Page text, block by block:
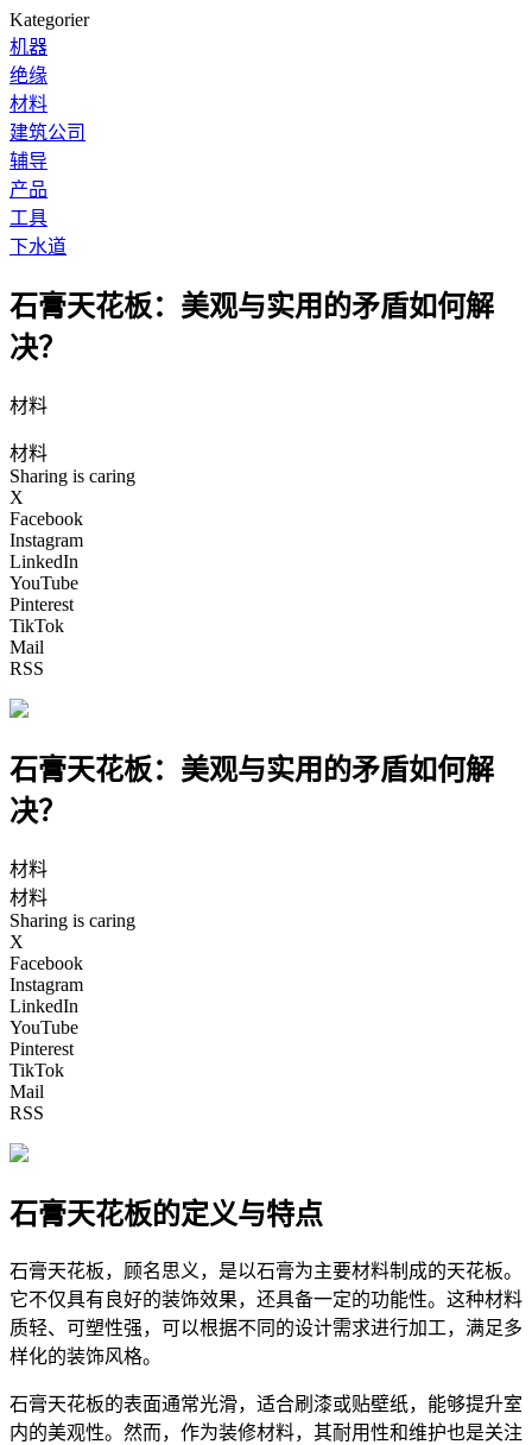
Kategorier
机器
绝缘
材料
建筑公司
辅导
产品
工具
下水道
石膏天花板：美观与实用的矛盾如何解
决？
材料
材料
Sharing is caring
X
Facebook
Instagram
LinkedIn
YouTube
Pinterest
TikTok
Mail
RSS
石膏天花板：美观与实用的矛盾如何解
决？
材料
材料
Sharing is caring
X
Facebook
Instagram
LinkedIn
YouTube
Pinterest
TikTok
Mail
RSS
石膏天花板的定义与特点
石膏天花板，顾名思义，是以石膏为主要材料制成的天花板。
它不仅具有良好的装饰效果，还具备一定的功能性。这种材料
质轻、可塑性强，可以根据不同的设计需求进行加工，满足多
样化的装饰风格。
石膏天花板的表面通常光滑，适合刷漆或贴壁纸，能够提升室
内的美观性。然而，作为装修材料，其耐用性和维护也是关注